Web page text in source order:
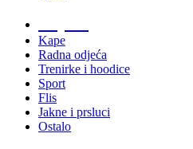
Kape
Radna odjeća
Trenirke i hoodice
Sport
Flis
Jakne i prsluci
Ostalo